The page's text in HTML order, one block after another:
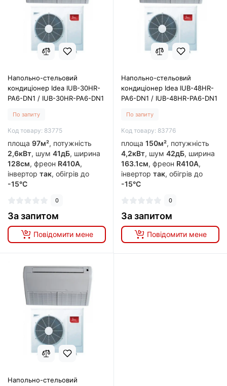
Напольно-стельовий
кондиціонер Idea IUB-30HR-
PA6-DN1 / IUB-30HR-PA6-DN1
По запиту
Код товару: 83775
площа 97м², потужність
2,6кВт, шум 41дБ, ширина
128см, фреон R410A,
інвертор так, обігрів до
-15°C
0
За запитом
Повідомити мене
Напольно-стельовий
кондиціонер Idea IUB-48HR-
PA6-DN1 / IUB-48HR-PA6-DN1
По запиту
Код товару: 83776
площа 150м², потужність
4,2кВт, шум 42дБ, ширина
163.1см, фреон R410A,
інвертор так, обігрів до
-15°C
0
За запитом
Повідомити мене
Напольно-стельовий